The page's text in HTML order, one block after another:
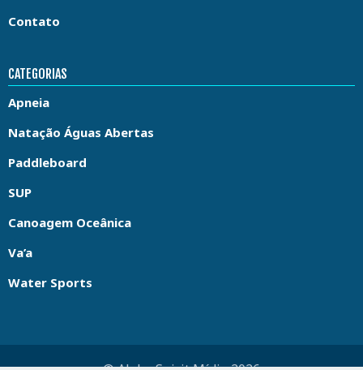
Contato
CATEGORIAS
Apneia
Natação Águas Abertas
Paddleboard
SUP
Canoagem Oceânica
Va’a
Water Sports